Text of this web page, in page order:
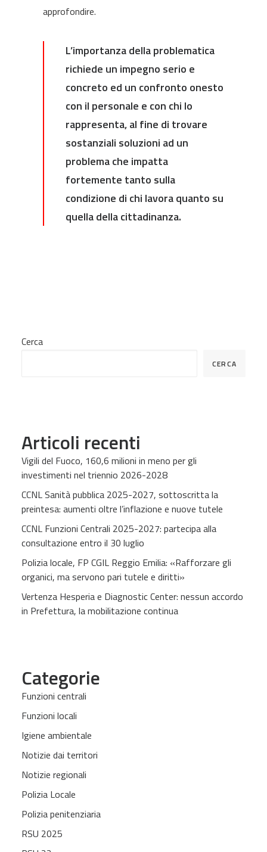
approfondire.
L’importanza della problematica
richiede un impegno serio e
concreto ed un confronto onesto
con il personale e con chi lo
rappresenta, al fine di trovare
sostanziali soluzioni ad un
problema che impatta
fortemente tanto sulla
condizione di chi lavora quanto su
quella della cittadinanza.
Cerca
CERCA
Articoli recenti
Vigili del Fuoco, 160,6 milioni in meno per gli
investimenti nel triennio 2026-2028
CCNL Sanità pubblica 2025-2027, sottoscritta la
preintesa: aumenti oltre l’inflazione e nuove tutele
CCNL Funzioni Centrali 2025-2027: partecipa alla
consultazione entro il 30 luglio
Polizia locale, FP CGIL Reggio Emilia: «Rafforzare gli
organici, ma servono pari tutele e diritti»
Vertenza Hesperia e Diagnostic Center: nessun accordo
in Prefettura, la mobilitazione continua
Categorie
Funzioni centrali
Funzioni locali
Igiene ambientale
Notizie dai territori
Notizie regionali
Polizia Locale
Polizia penitenziaria
RSU 2025